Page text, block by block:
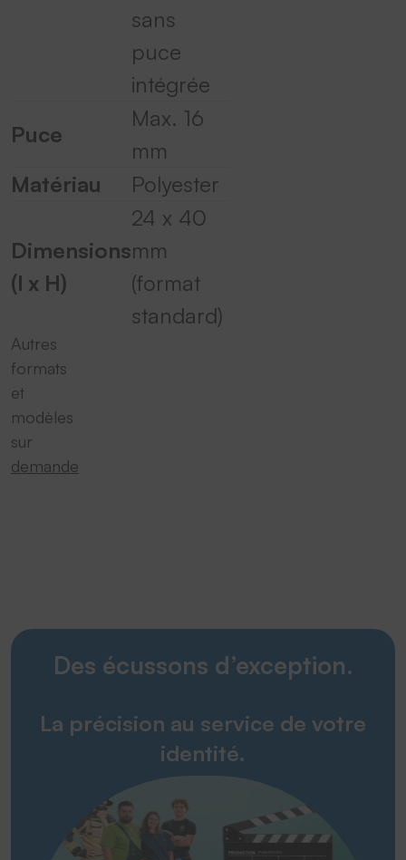
sans
puce
intégrée
Puce
Max. 16
mm
Matériau
Polyester
Dimensions
(l x H)
24 x 40
mm
(format
standard)
Autres
formats
et
modèles
sur
demande
Des écussons d’exception.
La précision au service de votre
identité.